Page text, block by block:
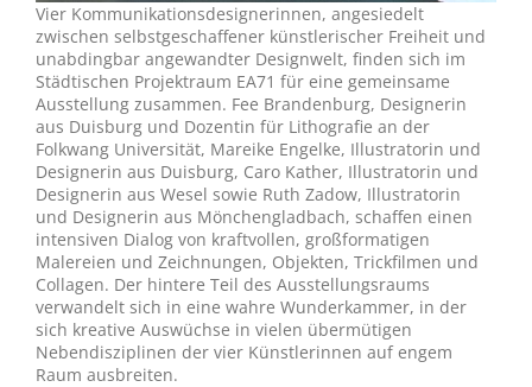
Vier Kommunikationsdesignerinnen, angesiedelt
zwischen selbstgeschaffener künstlerischer Freiheit und
unabdingbar angewandter Designwelt, finden sich im
Städtischen Projektraum EA71 für eine gemeinsame
Ausstellung zusammen. Fee Brandenburg, Designerin
aus Duisburg und Dozentin für Lithografie an der
Folkwang Universität, Mareike Engelke, Illustratorin und
Designerin aus Duisburg, Caro Kather, Illustratorin und
Designerin aus Wesel sowie Ruth Zadow, Illustratorin
und Designerin aus Mönchengladbach, schaffen einen
intensiven Dialog von kraftvollen, großformatigen
Malereien und Zeichnungen, Objekten, Trickfilmen und
Collagen. Der hintere Teil des Ausstellungsraums
verwandelt sich in eine wahre Wunderkammer, in der
sich kreative Auswüchse in vielen übermütigen
Nebendisziplinen der vier Künstlerinnen auf engem
Raum ausbreiten.